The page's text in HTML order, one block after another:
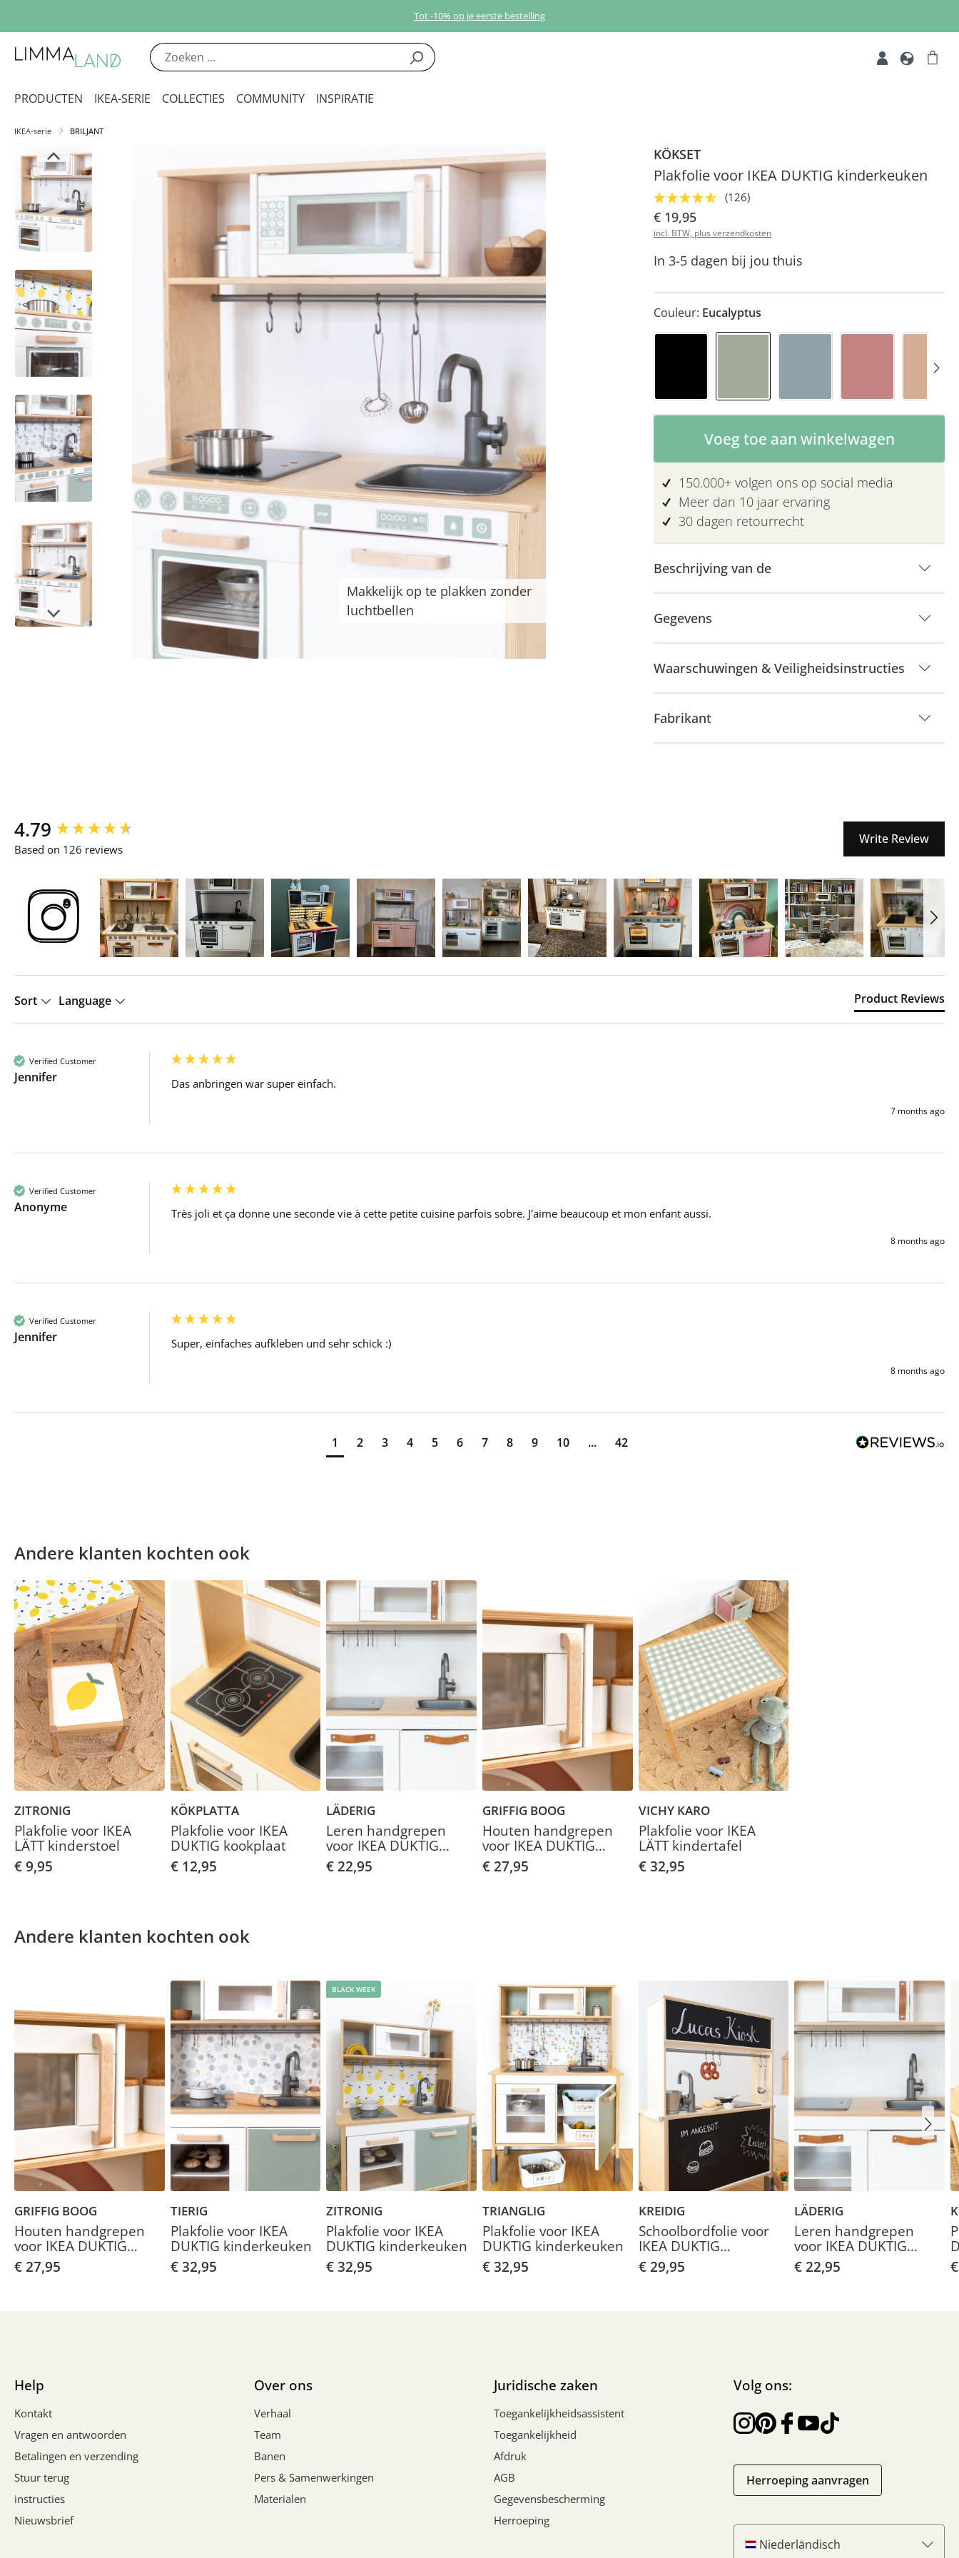
Tot -10% op je eerste bestelling
PRODUCTEN IKEA-SERIE COLLECTIES COMMUNITY INSPIRATIE
IKEA-serie BRILJANT
Makkelijk op te plakken zonder
luchtbellen
Kan worden afgenomen met
KÖKSET
Plakfolie voor IKEA DUKTIG kinderkeuken
(126)
€ 19,95
incl. BTW, plus verzendkosten
In 3-5 dagen bij jou thuis
Couleur: Eucalyptus
Producthoeveelheid: Voer de
Voeg toe aan winkelwagen
150.000+ volgen ons op social media
Meer dan 10 jaar ervaring
30 dagen retourrecht
Beschrijving van de
Gegevens
Waarschuwingen & Veiligheidsinstructies
Fabrikant
4.79
Based on 126 reviews
Write Review
Sort Language Product Reviews
Verified Customer
Jennifer Das anbringen war super einfach.
7 months ago
Verified Customer
Anonyme Très joli et ça donne une seconde vie à cette petite cuisine parfois sobre. J'aime beaucoup et mon enfant aussi.
8 months ago
Verified Customer
Jennifer Super, einfaches aufkleben und sehr schick :)
8 months ago
1 2 3 4 5 6 7 8 9 10 ... 42
New content loaded
Andere klanten kochten ook
ZITRONIG
Plakfolie voor IKEA
LÄTT kinderstoel
€ 9,95
KÖKPLATTA
Plakfolie voor IKEA
DUKTIG kookplaat
€ 12,95
LÄDERIG
Leren handgrepen
voor IKEA DUKTIG
kinderkeuken
€ 22,95
GRIFFIG BOOG
Houten handgrepen
voor IKEA DUKTIG
kinderkeuken
€ 27,95
VICHY KARO
Plakfolie voor IKEA
LÄTT kindertafel
€ 32,95
Andere klanten kochten ook
GRIFFIG BOOG
Houten handgrepen
voor IKEA DUKTIG
kinderkeuken
€ 27,95
TIERIG
Plakfolie voor IKEA
DUKTIG kinderkeuken
€ 32,95
BLACK WEEK
ZITRONIG
Plakfolie voor IKEA
DUKTIG kinderkeuken
€ 32,95
TRIANGLIG
Plakfolie voor IKEA
DUKTIG kinderkeuken
€ 32,95
KREIDIG
Schoolbordfolie voor
IKEA DUKTIG
kinderkeuken
(achterkant)
€ 29,95
LÄDERIG
Leren handgrepen
voor IKEA DUKTIG
kinderkeuken
€ 22,95
Help
Kontakt
Vragen en antwoorden
Betalingen en verzending
Stuur terug
instructies
Nieuwsbrief
Over ons
Verhaal
Team
Banen
Pers & Samenwerkingen
Materialen
Juridische zaken
Toegankelijkheidsassistent
Toegankelijkheid
Afdruk
AGB
Gegevensbescherming
Herroeping
Volg ons:
Herroeping aanvragen
Niederländisch